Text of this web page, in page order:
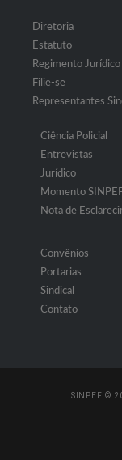
Diretoria
Estatuto
Regimento
Filie-se
Representantes
Ciência Policial
Entrevistas
Jurídico
Momento
Nota de
Convênios
Portarias
Sindical
Contato
SINPEF ©